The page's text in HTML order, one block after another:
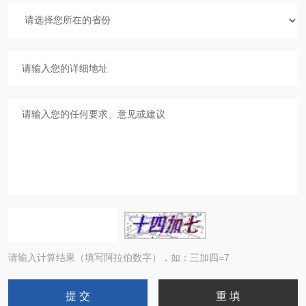
请输入计算结果（填写阿拉伯数字），如：三加四=7